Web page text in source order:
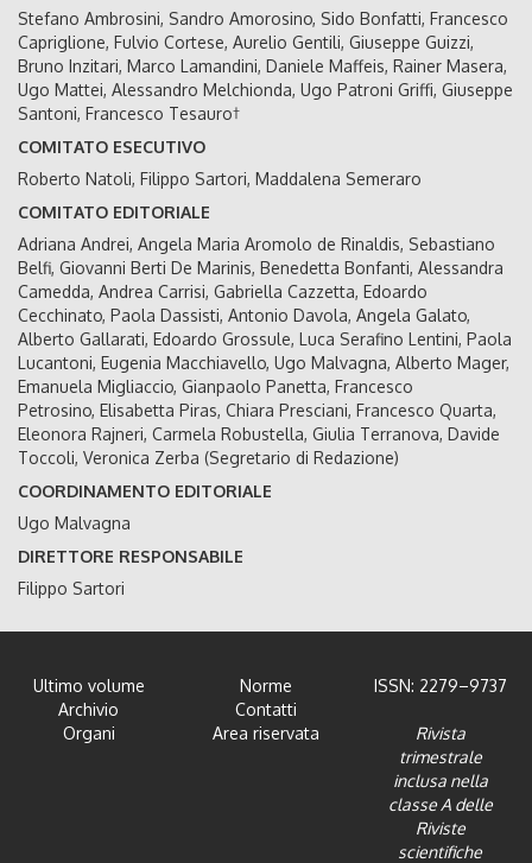
Stefano Ambrosini, Sandro Amorosino, Sido Bonfatti, Francesco
Capriglione, Fulvio Cortese, Aurelio Gentili, Giuseppe Guizzi,
Bruno Inzitari, Marco Lamandini, Daniele Maffeis, Rainer Masera,
Ugo Mattei, Alessandro Melchionda, Ugo Patroni Griffi, Giuseppe
Santoni, Francesco Tesauro†
COMITATO ESECUTIVO
Roberto Natoli, Filippo Sartori, Maddalena Semeraro
COMITATO EDITORIALE
Adriana Andrei, Angela Maria Aromolo de Rinaldis, Sebastiano
Belfi, Giovanni Berti De Marinis, Benedetta Bonfanti, Alessandra
Camedda, Andrea Carrisi, Gabriella Cazzetta, Edoardo
Cecchinato, Paola Dassisti, Antonio Davola, Angela Galato,
Alberto Gallarati, Edoardo Grossule, Luca Serafino Lentini, Paola
Lucantoni, Eugenia Macchiavello, Ugo Malvagna, Alberto Mager,
Emanuela Migliaccio, Gianpaolo Panetta, Francesco
Petrosino, Elisabetta Piras, Chiara Presciani, Francesco Quarta,
Eleonora Rajneri, Carmela Robustella, Giulia Terranova, Davide
Toccoli, Veronica Zerba (Segretario di Redazione)
COORDINAMENTO EDITORIALE
Ugo Malvagna
DIRETTORE RESPONSABILE
Filippo Sartori
Ultimo volume
Archivio
Organi
Norme
Contatti
Area riservata
ISSN: 2279–9737
Rivista
trimestrale
inclusa nella
classe A delle
Riviste
scientifiche